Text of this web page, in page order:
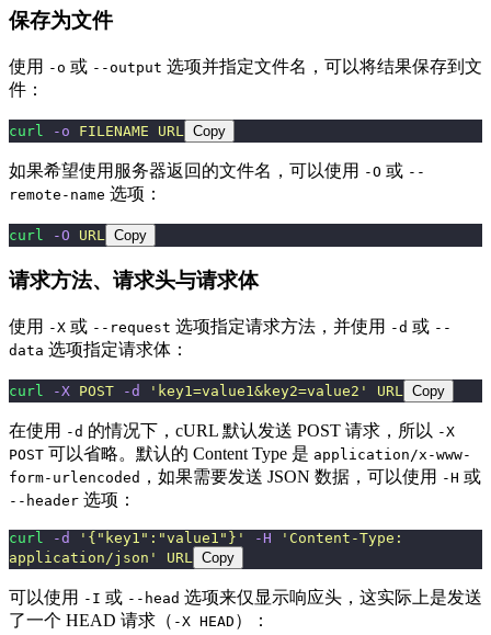
保存为文件
使用 -o 或 --output 选项并指定文件名，可以将结果保存到文
件：
curl -o FILENAME URL Copy
如果希望使用服务器返回的文件名，可以使用 -O 或 --
remote-name 选项：
curl -O URL Copy
请求方法、请求头与请求体
使用 -X 或 --request 选项指定请求方法，并使用 -d 或 --
data 选项指定请求体：
curl -X POST -d ' key1=value1&key2=value2 ' URL Copy
在使用 -d 的情况下，cURL 默认发送 POST 请求，所以 -X
POST 可以省略。默认的 Content Type 是 application/x-www-
form-urlencoded ，如果需要发送 JSON 数据，可以使用 -H 或
--header 选项：
curl -d ' {"key1":"value1"} ' -H ' Content-Type:
application/json ' URL Copy
可以使用 -I 或 --head 选项来仅显示响应头，这实际上是发送
了一个 HEAD 请求（ -X HEAD ）：